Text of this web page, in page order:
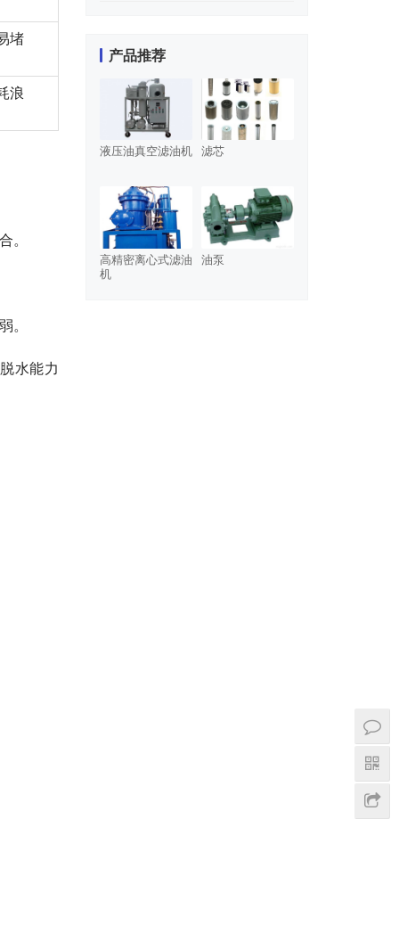
堵
浪
。
。
水能力
产品推荐
液压油真空滤油机 滤芯
高精密离心式滤油
机
油泵